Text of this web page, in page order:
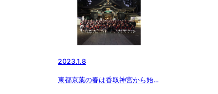
2023.1.8
東都京葉の春は香取神宮から始ま